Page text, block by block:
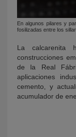
En algunos pilares y
fosilizadas entre los
La calcarenita
construcciones
de la Real
aplicaciones
cemento, y
acumulador de